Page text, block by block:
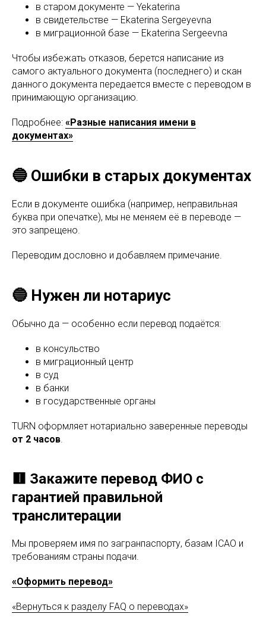
в старом документе — Yekaterina
в свидетельстве — Ekaterina Sergeyevna
в миграционной базе — Ekaterina Sergeevna
Чтобы избежать отказов, берется написание из
самого актуального документа (последнего) и скан
данного документа передается вместе с переводом в
принимающую организацию.
Подробнее: «Разные написания имени в
документах»
🔵 Ошибки в старых документах
Если в документе ошибка (например, неправильная
буква при опечатке), мы не меняем её в переводе —
это запрещено.
Переводим дословно и добавляем примечание.
🔵 Нужен ли нотариус
Обычно да — особенно если перевод подаётся:
в консульство
в миграционный центр
в суд
в банки
в государственные органы
TURN оформляет нотариально заверенные переводы
от 2 часов.
🟥 Закажите перевод ФИО с
гарантией правильной
транслитерации
Мы проверяем имя по загранпаспорту, базам ICAO и
требованиям страны подачи.
«Оформить перевод»
«Вернуться к разделу FAQ о переводах»